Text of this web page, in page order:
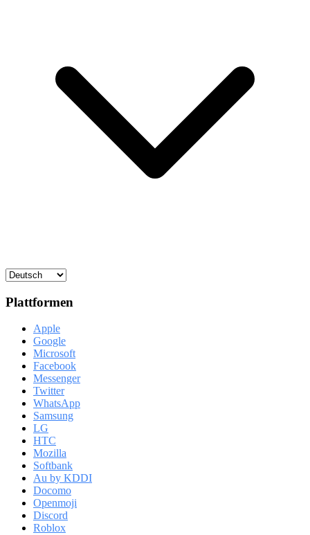
Plattformen
Apple
Google
Microsoft
Facebook
Messenger
Twitter
WhatsApp
Samsung
LG
HTC
Mozilla
Softbank
Au by KDDI
Docomo
Openmoji
Discord
Roblox